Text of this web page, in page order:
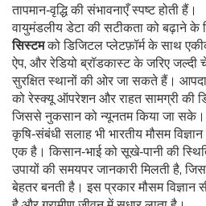
तापमान‑वृद्धि की संभावनाएँ स्पष्ट होती हैं।
वायुमंडलीय डेटा की सटीकता को बढ़ाने के
सिस्टमको डिजिटल प्लेटफ़ॉर्म के साथ
ऐप, और रेडियो ब्रॉडकास्ट के जरिए जल्दी
सुरक्षित स्थानों की ओर जा सकते हैं।
को रेस्क्यू ऑपरेशन और राहत सामग्री की
जिससे नुकसान को न्यूनतम किया जा सके।
कृषि‑संबंधी सलाह भी भारतीय मौसम
एक है। किसान‑भाई को सूखे‑पानी की
उपायों की समयपर जानकारी मिलती है,
बेहतर बनती है। इस प्रकार मौसम